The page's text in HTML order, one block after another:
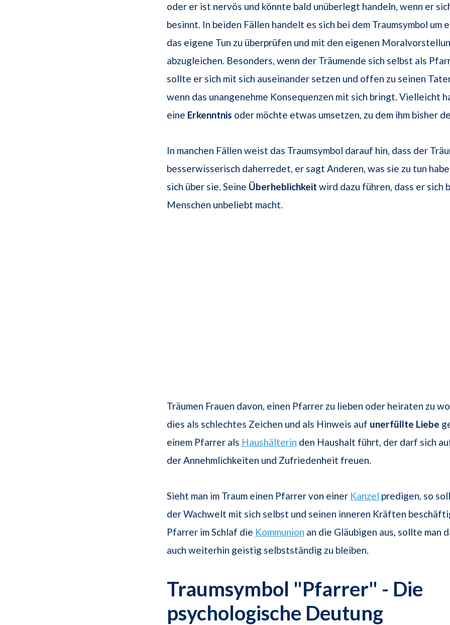
oder er ist nervös und könnte bald unüberlegt handeln, wenn er
besinnt. In beiden Fällen handelt es sich bei dem Traumsymbol um
das eigene Tun zu überprüfen und mit den eigenen
abzugleichen. Besonders, wenn der Träumende sich selbst als
sollte er sich mit sich auseinander setzen und offen zu seinen
wenn das unangenehme Konsequenzen mit sich bringt. Vielleicht
eine Erkenntnis oder möchte etwas umsetzen, zu dem ihm bisher
In manchen Fällen weist das Traumsymbol darauf hin, dass der
besserwisserisch daherredet, er sagt Anderen, was sie zu tun
sich über sie. Seine Überheblichkeit wird dazu führen, dass er sich
Menschen unbeliebt macht.
Träumen Frauen davon, einen Pfarrer zu lieben oder heiraten zu
dies als schlechtes Zeichen und als Hinweis auf unerfüllte Liebe
einem Pfarrer als Haushälterin den Haushalt führt, der darf sich
der Annehmlichkeiten und Zufriedenheit freuen.
Sieht man im Traum einen Pfarrer von einer Kanzel predigen, so
der Wachwelt mit sich selbst und seinen inneren Kräften
Pfarrer im Schlaf die Kommunion an die Gläubigen aus, sollte man
auch weiterhin geistig selbstständig zu bleiben.
Traumsymbol "Pfarrer" - Die
psychologische Deutung